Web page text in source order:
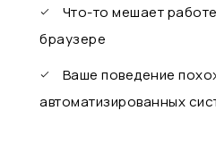
Что-то мешает
браузере
Ваше поведение
автоматизированных